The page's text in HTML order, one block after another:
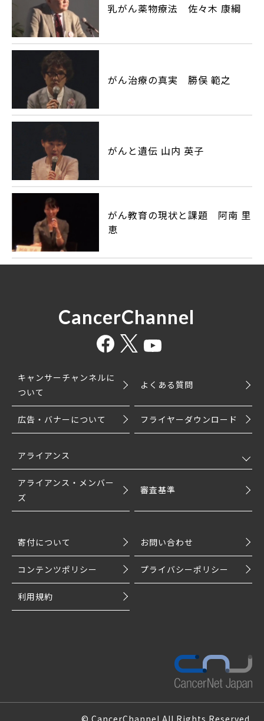
乳がん薬物療法 佐々木 康綱
がん治療の真実 勝俣 範之
がんと遺伝 山内 英子
がん教育の現状と課題 阿南 里
恵
CancerChannel
キャンサーチャンネルに
ついて
よくある質問
広告・バナーについて フライヤーダウンロード
アライアンス
アライアンス・メンバー
ズ
審査基準
寄付について お問い合わせ
コンテンツポリシー プライバシーポリシー
利用規約